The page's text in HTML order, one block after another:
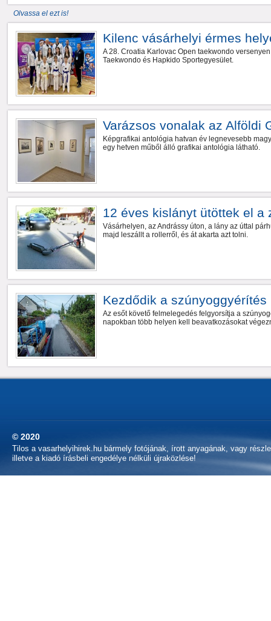
Olvassa el ezt is!
Kilenc vásárhelyi érmes
A 28. Croatia Karlovac Open taekwondo
Taekwondo és Hapkido Sportegyesület.
Varázsos vonalak az Alföldi
Képgrafikai antológia hatvan év legnevesebb
egy hetven műből álló grafikai antológia látható.
12 éves kislányt ütöttek el a
Vásárhelyen, az Andrássy úton, a lány az úttal
majd leszállt a rollerről, és át akarta azt tolni.
Kezdődik a szúnyoggyérítés
Az esőt követő felmelegedés felgyorsítja a
napokban több helyen kell beavatkozásokat
© 2020
Tilos a vasarhelyihirek.hu bármely fotójának, írott anyagának, vagy
illetve a kiadó írásbeli engedélye nélküli újraközlése!